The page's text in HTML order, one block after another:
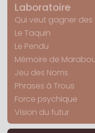
Laboratoire
Qui veut gagner des
Le Taquin
Le Pendu
Mémoire de
Jeu des Noms
Phrases à Trous
Force psychique
Vision du futur